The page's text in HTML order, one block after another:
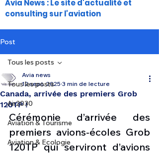
Avia News : Le site d'actualité et
consulting sur l'aviation
Post
Tous les posts
Air2030
Aviation & Tourisme
Aviation & Ecologie
Tous les posts
Canada, arrivée des premiers Grob
120TP !
Avia news
12 sept. 2025 3 min de lecture
Cérémonie d’arrivée des
premiers avions-écoles Grob
120TP qui serviront d’avions